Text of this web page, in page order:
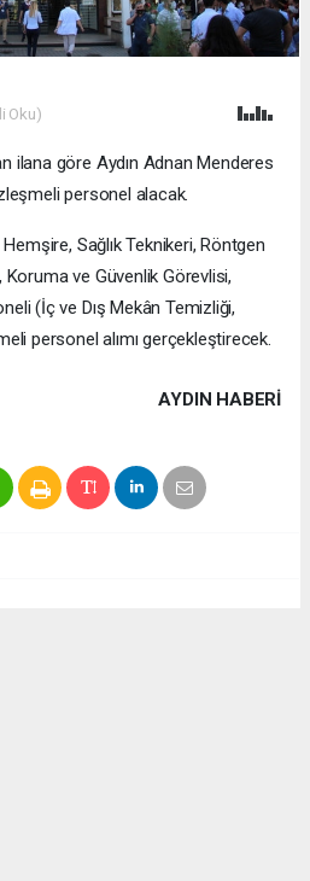
Oku)
ilana göre Aydın Adnan Menderes
personel alacak.
Sağlık Teknikeri, Röntgen
ve Güvenlik Görevlisi,
(İç ve Dış Mekân Temizliği,
personel alımı gerçekleştirecek.
AYDIN HABERİ